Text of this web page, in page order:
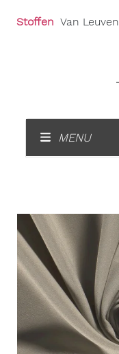
Stoffen Van Leuven
MENU